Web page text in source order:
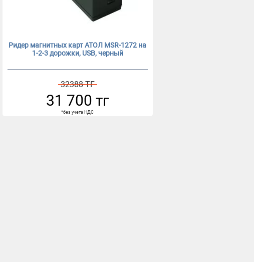
Ридер магнитных карт АТОЛ MSR-1272 на
1-2-3 дорожки, USB, черный
32388 ТГ
31 700 тг
*без учета НДС